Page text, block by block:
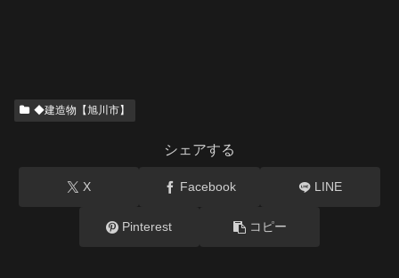
◆建造物【旭川市】
シェアする
X Facebook LINE
Pinterest コピー